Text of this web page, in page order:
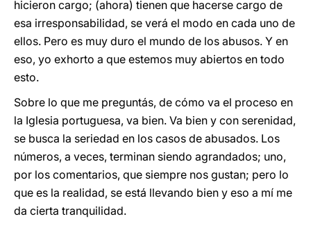
hicieron cargo; (ahora) tienen que hacerse cargo de
esa irresponsabilidad, se verá el modo en cada uno de
ellos. Pero es muy duro el mundo de los abusos. Y en
eso, yo exhorto a que estemos muy abiertos en todo
esto.
Sobre lo que me preguntás, de cómo va el proceso en
la Iglesia portuguesa, va bien. Va bien y con serenidad,
se busca la seriedad en los casos de abusados. Los
números, a veces, terminan siendo agrandados; uno,
por los comentarios, que siempre nos gustan; pero lo
que es la realidad, se está llevando bien y eso a mí me
da cierta tranquilidad.